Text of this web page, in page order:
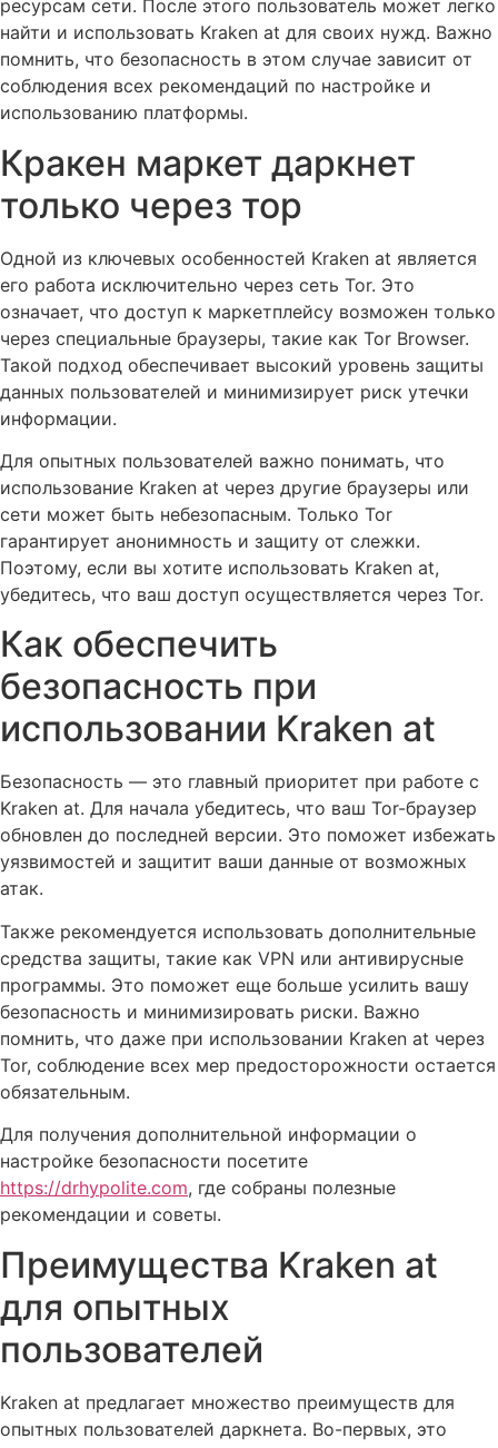
ресурсам сети. После этого пользователь может легко
найти и использовать Kraken at для своих нужд. Важно
помнить, что безопасность в этом случае зависит от
соблюдения всех рекомендаций по настройке и
использованию платформы.
Кракен маркет даркнет
только через тор
Одной из ключевых особенностей Kraken at является
его работа исключительно через сеть Tor. Это
означает, что доступ к маркетплейсу возможен только
через специальные браузеры, такие как Tor Browser.
Такой подход обеспечивает высокий уровень защиты
данных пользователей и минимизирует риск утечки
информации.
Для опытных пользователей важно понимать, что
использование Kraken at через другие браузеры или
сети может быть небезопасным. Только Tor
гарантирует анонимность и защиту от слежки.
Поэтому, если вы хотите использовать Kraken at,
убедитесь, что ваш доступ осуществляется через Tor.
Как обеспечить
безопасность при
использовании Kraken at
Безопасность — это главный приоритет при работе с
Kraken at. Для начала убедитесь, что ваш Tor-браузер
обновлен до последней версии. Это поможет избежать
уязвимостей и защитит ваши данные от возможных
атак.
Также рекомендуется использовать дополнительные
средства защиты, такие как VPN или антивирусные
программы. Это поможет еще больше усилить вашу
безопасность и минимизировать риски. Важно
помнить, что даже при использовании Kraken at через
Tor, соблюдение всех мер предосторожности остается
обязательным.
Для получения дополнительной информации о
настройке безопасности посетите
https://drhypolite.com, где собраны полезные
рекомендации и советы.
Преимущества Kraken at
для опытных
пользователей
Kraken at предлагает множество преимуществ для
опытных пользователей даркнета. Во-первых, это